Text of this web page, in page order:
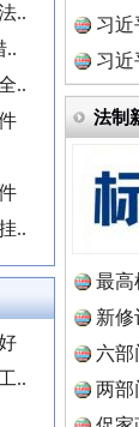
..
..
..
..
..
理高
习近
习近
球治
法制
最高
周岁
新
布
六部
两部